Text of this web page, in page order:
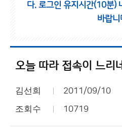
다. 로그인 유지시간(10분)
바랍니
오늘 따라 접속이 느리
김선희 2011/09/10
조회수 10719